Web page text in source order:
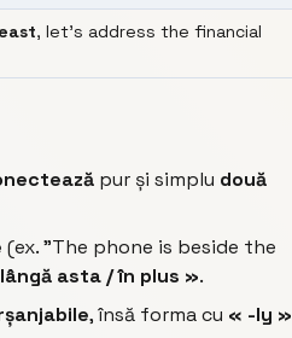
, let’s address the financial
pur și simplu două
(ex. "The phone is beside the
asta / în plus ».
, însă forma cu « -ly »